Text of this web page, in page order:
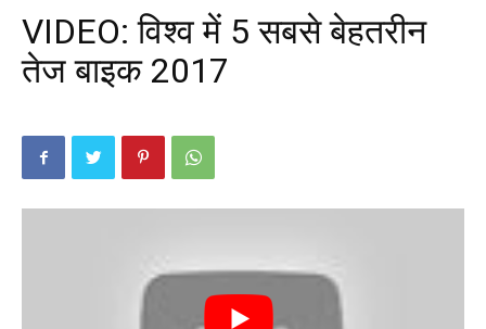
VIDEO: विश्व में 5 सबसे बेहतरीन
तेज बाइक 2017